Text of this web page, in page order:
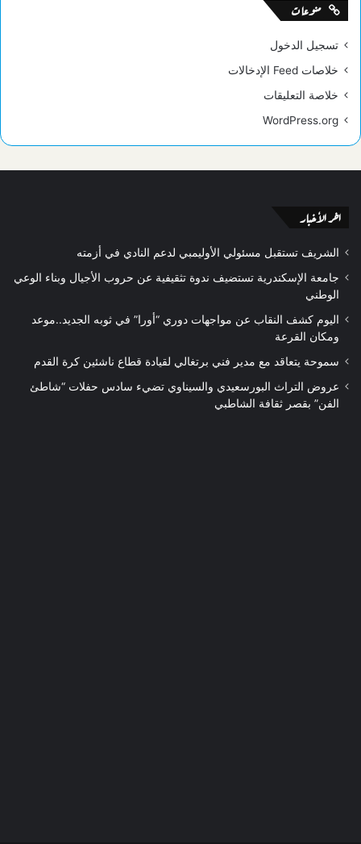
منوعات
تسجيل الدخول
خلاصات Feed الإدخالات
خلاصة التعليقات
WordPress.org
اخر الأخبار
الشريف تستقبل مسئولي الأوليمبي لدعم النادي في أزمته
جامعة الإسكندرية تستضيف ندوة تثقيفية عن حروب الأجيال وبناء الوعي
الوطني
اليوم كشف النقاب عن مواجهات دوري “أورا” في ثوبه الجديد..موعد
ومكان القرعة
سموحة يتعاقد مع مدير فني برتغالي لقيادة قطاع ناشئين كرة القدم
عروض التراث البورسعيدي والسيناوي تضيء سادس حفلات “شاطئ
الفن” بقصر ثقافة الشاطبي